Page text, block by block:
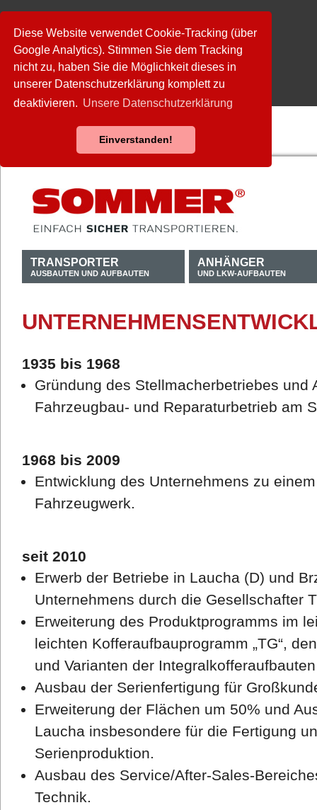
Diese Website verwendet Cookie-Tracking (über
Google Analytics). Stimmen Sie dem Tracking
nicht zu, haben Sie die Möglichkeit dieses in
unserer Datenschutzerklärung komplett zu
deaktivieren. Unsere Datenschutzerklärung
Einverstanden!
TRANSPORTER
AUSBAUTEN UND AUFBAUTEN
ANHÄNGER
UND LKW-AUFBAUTEN
1935 bis 1968
Gründung des Stellmacherbetriebes und
Fahrzeugbau- und Reparaturbetrieb am
1968 bis 2009
Entwicklung des Unternehmens zu
Fahrzeugwerk.
seit 2010
Erwerb der Betriebe in Laucha (D) und
Unternehmens durch die Gesellschafter
Erweiterung des Produktprogramms im
leichten Kofferaufbauprogramm „TG“,
und Varianten der Integralkofferaufbauten
Ausbau der Serienfertigung für
Erweiterung der Flächen um 50% und
Laucha insbesondere für die Fertigung
Serienproduktion.
Ausbau des Service/After-Sales-
Technik.